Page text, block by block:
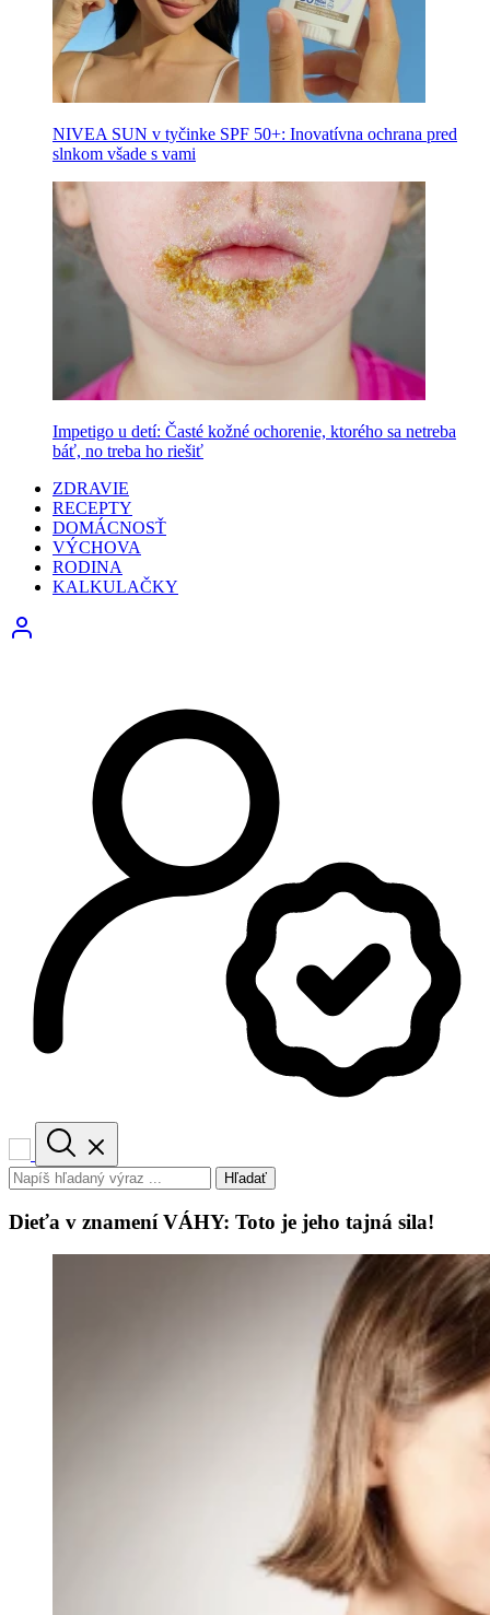
NIVEA SUN v tyčinke SPF 50+: Inovatívna ochrana pred
slnkom všade s vami
Impetigo u detí: Časté kožné ochorenie, ktorého sa netreba
báť, no treba ho riešiť
ZDRAVIE
RECEPTY
DOMÁCNOSŤ
VÝCHOVA
RODINA
KALKULAČKY
Hľadať
Dieťa v znamení VÁHY: Toto je jeho tajná sila!